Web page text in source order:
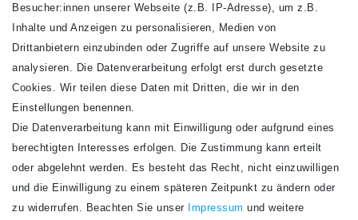
VERSANDARTEN
Newsletter
Honig
Hiermit bestätige ich, dass ich dieDaten­schutz­erklärunggelesen habe. Meine
Besucher:innen unserer Webseite (z.B. IP-Adresse), um z.B.
Inhalte und Anzeigen zu personalisieren, Medien von
Drittanbietern einzubinden oder Zugriffe auf unsere Website zu
analysieren. Die Datenverarbeitung erfolgt erst durch gesetzte
Cookies. Wir teilen diese Daten mit Dritten, die wir in den
Einstellungen benennen.
Die Datenverarbeitung kann mit Einwilligung oder aufgrund eines
berechtigten Interesses erfolgen. Die Zustimmung kann erteilt
oder abgelehnt werden. Es besteht das Recht, nicht einzuwilligen
und die Einwilligung zu einem späteren Zeitpunkt zu ändern oder
zu widerrufen. Beachten Sie unser
Impressum und weitere